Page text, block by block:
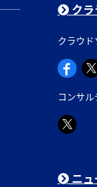
クラ
クラウ
コンサ
ニュ